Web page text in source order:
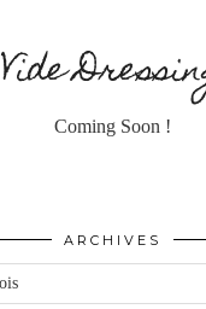
Vide
Coming Soon !
ARCHIVES